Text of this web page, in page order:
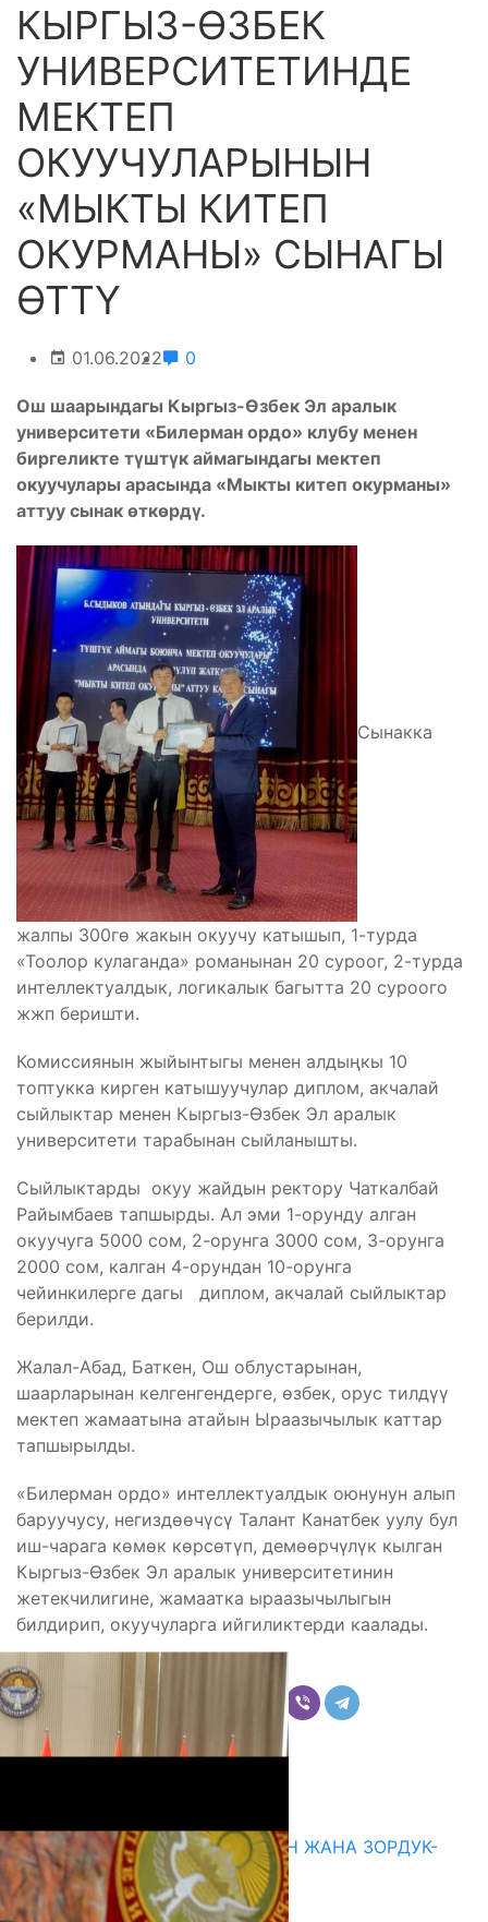
КЫРГЫЗ-ӨЗБЕК
УНИВЕРСИТЕТИНДЕ
МЕКТЕП
ОКУУЧУЛАРЫНЫН
«МЫКТЫ КИТЕП
ОКУРМАНЫ» СЫНАГЫ
ӨТТҮ
01.06.2022 0
Ош шаарындагы Кыргыз-Өзбек Эл аралык
университети «Билерман ордо» клубу менен
биргеликте түштүк аймагындагы мектеп
окуучулары арасында «Мыкты китеп окурманы»
аттуу сынак өткөрдү.
Сынакка
жалпы 300гө жакын окуучу катышып, 1-турда
«Тоолор кулаганда» романынан 20 суроог, 2-турда
интеллектуалдык, логикалык багытта 20 суроого
жжп беришти.
Комиссиянын жыйынтыгы менен алдыңкы 10
топтукка кирген катышуучулар диплом, акчалай
сыйлыктар менен Кыргыз-Өзбек Эл аралык
университети тарабынан сыйланышты.
Сыйлыктарды окуу жайдын ректору Чаткалбай
Райымбаев тапшырды. Ал эми 1-орунду алган
окуучуга 5000 сом, 2-орунга 3000 сом, 3-орунга
2000 сом, калган 4-орундан 10-орунга
чейинкилерге дагы диплом, акчалай сыйлыктар
берилди.
Жалал-Абад, Баткен, Ош облустарынан,
шаарларынан келгенгендерге, өзбек, орус тилдүү
мектеп жамаатына атайын Ыраазычылык каттар
тапшырылды.
«Билерман ордо» интеллектуалдык оюнунун алып
баруучусу, негиздөөчүсү Талант Канатбек уулу бул
иш-чарага көмөк көрсөтүп, демөөрчүлүк кылган
Кыргыз-Өзбек Эл аралык университетинин
жетекчилигине, жамаатка ыраазычылыгын
билдирип, окуучуларга ийгиликтерди каалады.
Комментарийлер
ГЕНДЕРДИК БАСМЫРЛООДОН ЖАНА ЗОРДУК-
ЗОМБУЛУКТАН КОРГОО
07.08.2026